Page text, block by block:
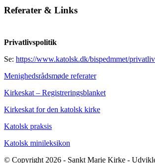
Referater & Links
Privatlivspolitik
Se: https://www.katolsk.dk/bispedmmet/
Menighedsrådsmøde referater
Kirkeskat – Registreringsblanket
Kirkeskat for den katolsk kirke
Katolsk praksis
Katolsk minileksikon
© Copyright 2026 - Sankt Marie Kirke -